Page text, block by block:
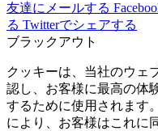
友達にメールする
る Twitterでシェアする
ブラックアウト
クッキーは、当社のウェ
認し、お客様に最高の体
するために使用されます
により、お客様はこれに